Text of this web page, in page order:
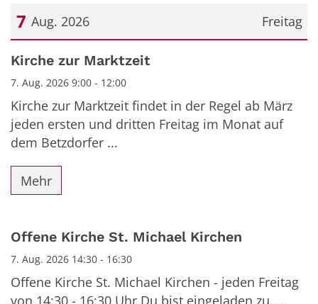
Freitag
7 Aug. 2026
Datum: 7. August 2026
Kirche zur Marktzeit
7. Aug. 2026 9:00 - 12:00
Kirche zur Marktzeit findet in der Regel ab März
jeden ersten und dritten Freitag im Monat auf
dem Betzdorfer ...
Mehr
Offene Kirche St. Michael Kirchen
7. Aug. 2026 14:30 - 16:30
Offene Kirche St. Michael Kirchen - jeden Freitag